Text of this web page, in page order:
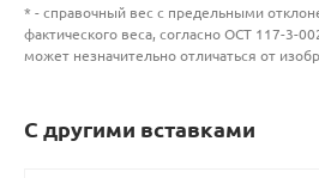
* - справочный вес с предельными
фактического веса, согласно ОСТ 117-3-
может незначительно отличаться от
С другими вставками